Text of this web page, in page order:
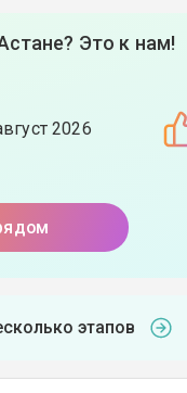
Это к нам!
2026
этапов